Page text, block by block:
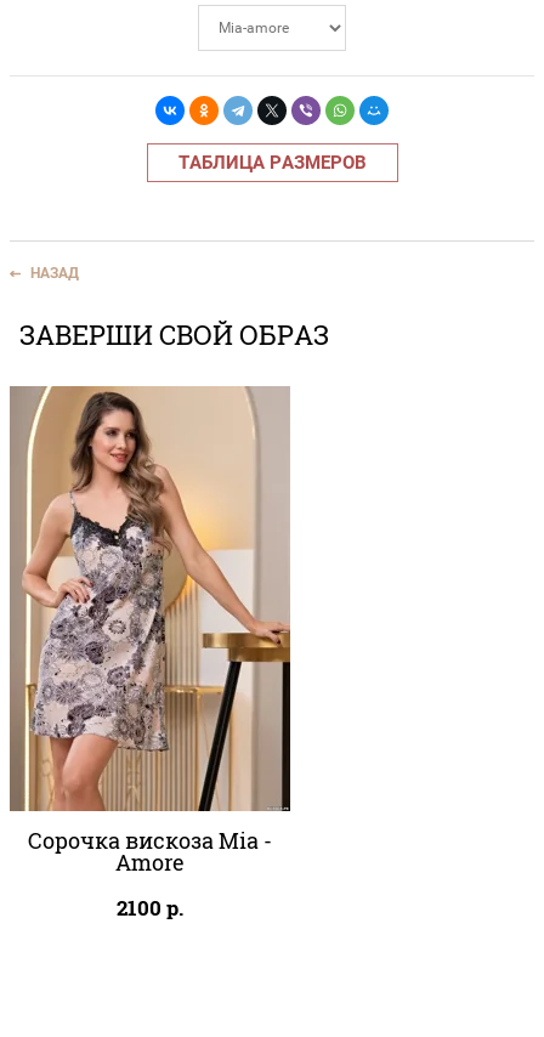
ТАБЛИЦА РАЗМЕРОВ
НАЗАД
ЗАВЕРШИ СВОЙ ОБРАЗ
Сорочка вискоза Mia -
Amore
2100 р.